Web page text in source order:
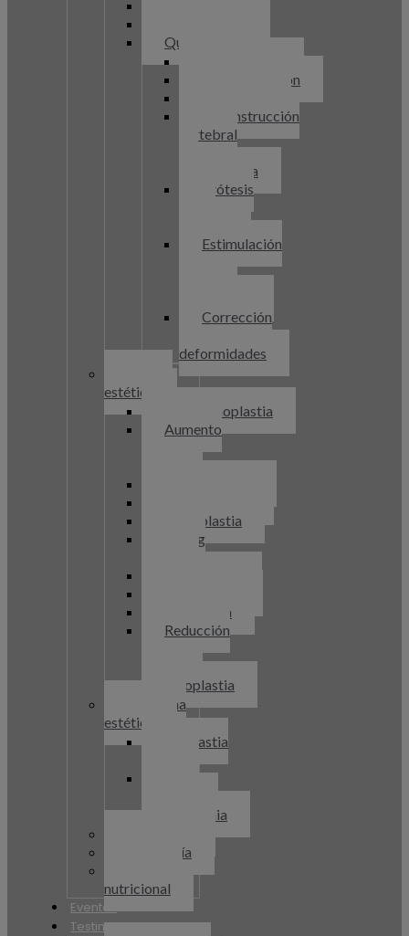
Quirúrgicos
Descompresión
Reconstrucción
vertebral
postfractura
Prótesis
Estimulación
Corrección
deformidades
estética
Abdominoplastia
Aumento
Labioplastia
Lifting
Otoplastia
Reducción
Rinoplastia
Medicina
estética
Bioplastia
Diatermia
Podología
nutricional
Eventos
Testimonios